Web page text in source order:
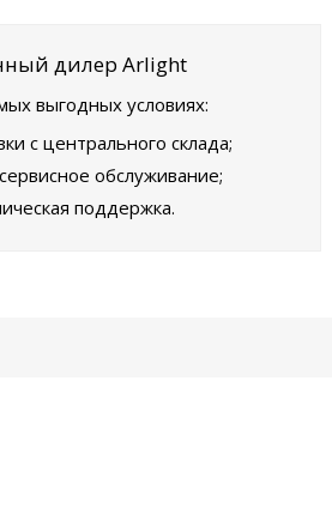
дилер Arlight
выгодных условиях:
с центрального склада;
обслуживание;
поддержка.